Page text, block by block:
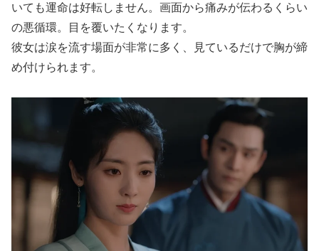
いても運命は好転しません。画面から痛みが伝わるくらい
の悪循環。目を覆いたくなります。
彼女は涙を流す場面が非常に多く、見ているだけで胸が締
め付けられます。